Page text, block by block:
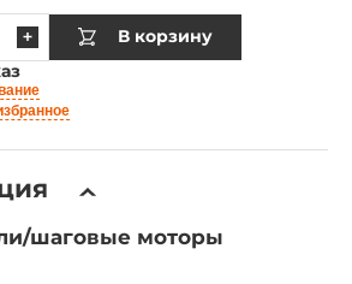
В корзину
шаговые моторы